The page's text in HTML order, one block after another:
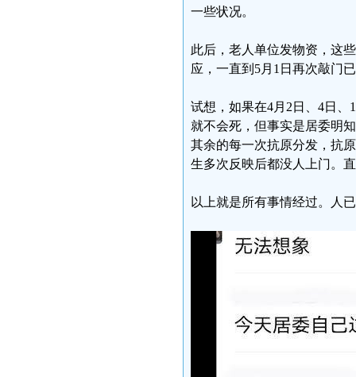
一些状况。
此后，老人单位发物资，这
应，一直到5月1日再次敲门
试想，如果在4月2日、4日、
就不会死，但事实是居委明
其余的每一次抗原分发，抗
生多次反映后都没人上门。
以上就是所有事情经过。人